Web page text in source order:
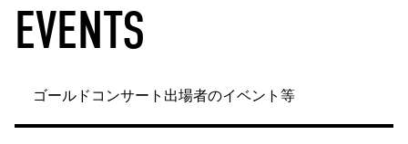
EVENTS
ゴールドコンサート出場者のイベント等